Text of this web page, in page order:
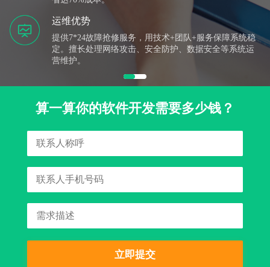
合作优势
以现有软件产品和技术团队为基础，欢迎提供项目介绍
线索，居间费丰厚；或是项目合作，我们负责软件开发
和售后服务。
算一算你的软件开发需要多少钱？
立即提交